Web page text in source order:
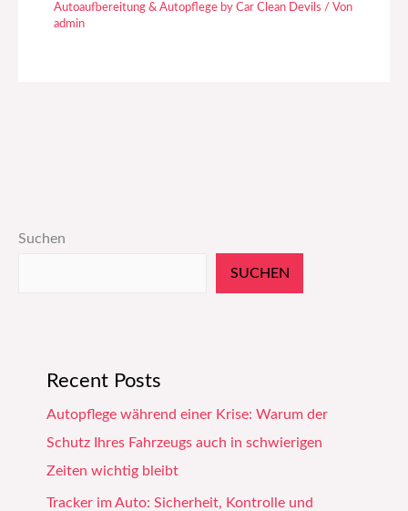
Autoaufbereitung & Autopflege by Car Clean Devils / Von
admin
Suchen
SUCHEN
Recent Posts
Autopflege während einer Krise: Warum der
Schutz Ihres Fahrzeugs auch in schwierigen
Zeiten wichtig bleibt
Tracker im Auto: Sicherheit, Kontrolle und